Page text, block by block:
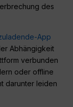
des
App
Abhängigkeit
verbunden
oder offline
darunter leiden